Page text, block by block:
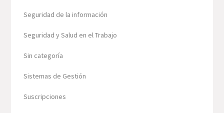
Seguridad de la información
Seguridad y Salud en el Trabajo
Sin categoría
Sistemas de Gestión
Suscripciones